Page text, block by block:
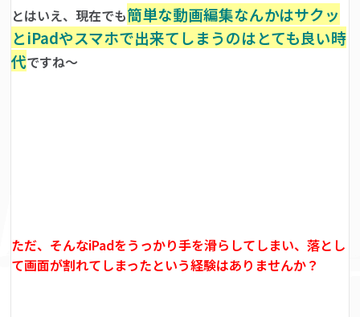
とはいえ、現在でも簡単な動画編集なんかはサクッ
とiPadやスマホで出来てしまうのはとても良い時
代ですね～
ただ、そんなiPadをうっかり手を滑らしてしまい、落とし
て画面が割れてしまったという経験はありませんか？